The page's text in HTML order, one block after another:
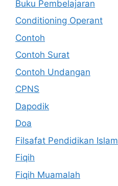
Buku Pembelajaran
Conditioning Operant
Contoh
Contoh Surat
Contoh Undangan
CPNS
Dapodik
Doa
Filsafat Pendidikan Islam
Fiqih
Fiqih Muamalah